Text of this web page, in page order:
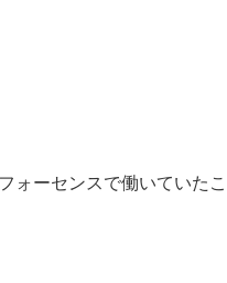
ーセンスで働いていたこ